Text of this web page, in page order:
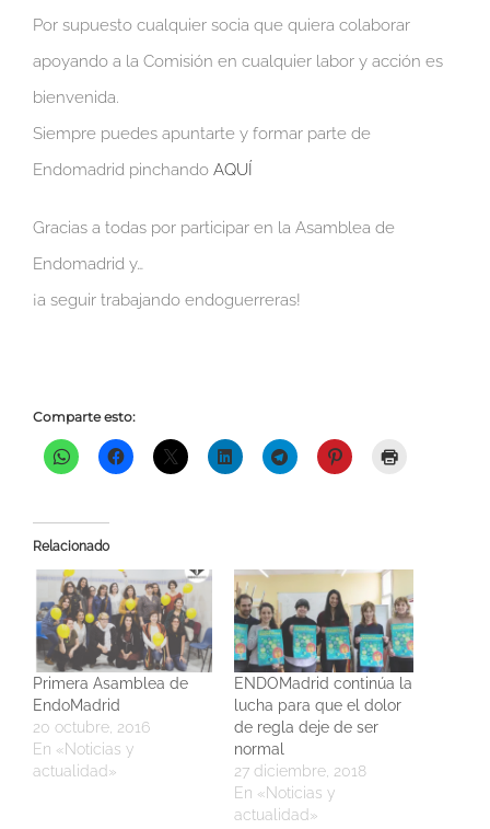
Por supuesto cualquier socia que quiera colaborar
apoyando a la Comisión en cualquier labor y acción es
bienvenida.
Siempre puedes apuntarte y formar parte de
Endomadrid pinchando AQUÍ
Gracias a todas por participar en la Asamblea de
Endomadrid y…
¡a seguir trabajando endoguerreras!
Comparte esto:
Relacionado
Primera Asamblea de
EndoMadrid
20 octubre, 2016
En «Noticias y
actualidad»
ENDOMadrid continúa la
lucha para que el dolor
de regla deje de ser
normal
27 diciembre, 2018
En «Noticias y
actualidad»